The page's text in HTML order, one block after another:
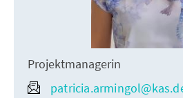
Projektmanagerin